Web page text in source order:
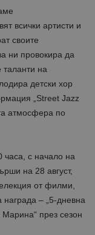
всички артисти и
своите
ни провокира да
таланти на
детски хор
„Street Jazz
атмосфера по
часа, с начало на
на 28 август,
от филми,
– „5-дневна
през сезон